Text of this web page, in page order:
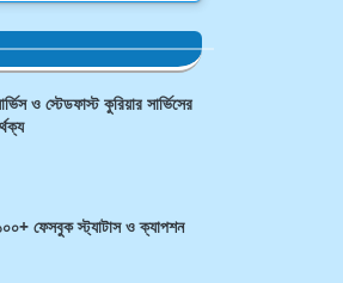
ও স্টেডফাস্ট কুরিয়ার সার্ভিসের
ফেসবুক স্ট্যাটাস ও ক্যাপশন